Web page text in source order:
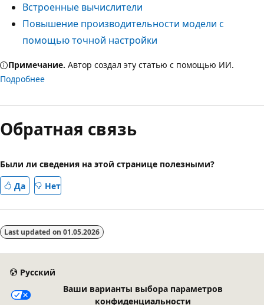
Встроенные вычислители
Повышение производительности модели с
помощью точной настройки
Примечание. Автор создал эту статью с помощью ИИ.
Подробнее
Обратная связь
Были ли сведения на этой странице полезными?
Да
Нет
Last updated on 01.05.2026
Русский
Ваши варианты выбора параметров
конфиденциальности